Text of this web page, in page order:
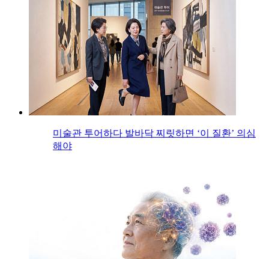
미술관 투어하다 발바닥 찌릿하면 ‘이 질환’ 의심
해야